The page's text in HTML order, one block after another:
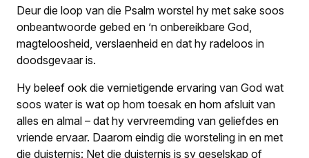
Deur die loop van die Psalm worstel hy met sake soos
onbeantwoorde gebed en ’n onbereikbare God,
magteloosheid, verslaenheid en dat hy radeloos in
doodsgevaar is.
Hy beleef ook die vernietigende ervaring van God wat
soos water is wat op hom toesak en hom afsluit van
alles en almal – dat hy vervreemding van geliefdes en
vriende ervaar. Daarom eindig die worsteling in en met
die duisternis: Net die duisternis is sy geselskap of